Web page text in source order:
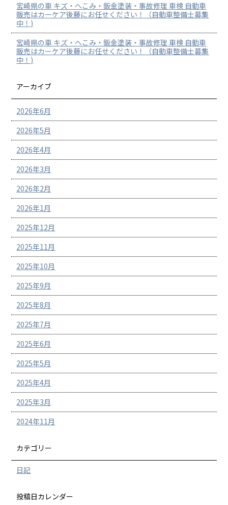
宮崎県の車 キズ・へこみ・鈑金塗装・事故修理 車検 自動車
販売はカーケア後藤にお任せください！（自動車整備士募集
中！)
宮崎県の車 キズ・へこみ・鈑金塗装・事故修理 車検 自動車
販売はカーケア後藤にお任せください！（自動車整備士募集
中！)
アーカイブ
2026年6月
2026年5月
2026年4月
2026年3月
2026年2月
2026年1月
2025年12月
2025年11月
2025年10月
2025年9月
2025年8月
2025年7月
2025年6月
2025年5月
2025年4月
2025年3月
2024年11月
カテゴリー
日記
投稿日カレンダー